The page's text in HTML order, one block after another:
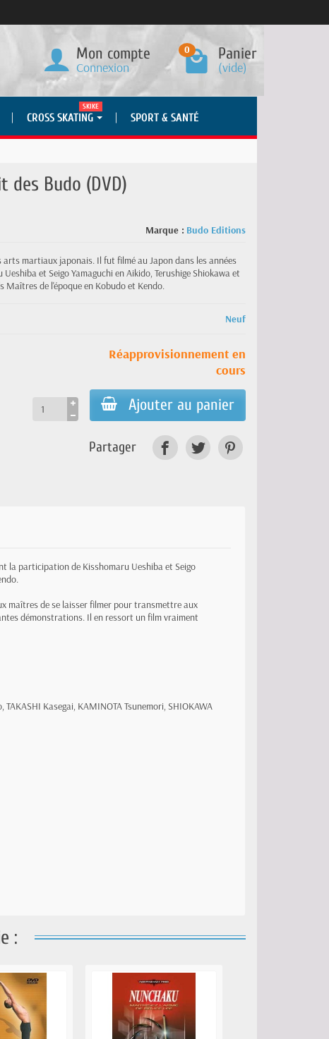
Mon compte
Connexion
0 Panier
(vide)
CROSS SKATING
SKIKE
SPORT & SANTÉ
Budo (DVD)
Marque : Budo Editions
martiaux japonais. Il fut filmé au Japon dans les années
et Seigo Yamaguchi en Aikido, Terushige Shiokawa et
Maîtres de l'époque en Kobudo et Kendo.
Neuf
Réapprovisionnement en
cours
Ajouter au panier
Partager
la participation de Kisshomaru Ueshiba et Seigo
maîtres de se laisser filmer pour transmettre aux
démonstrations. Il en ressort un film vraiment
Kasegai, KAMINOTA Tsunemori, SHIOKAWA
: